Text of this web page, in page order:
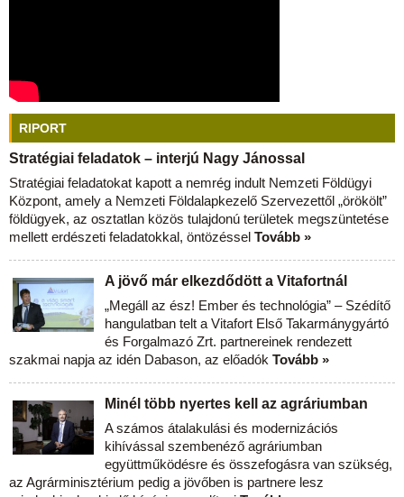
RIPORT
Stratégiai feladatok – interjú Nagy Jánossal
Stratégiai feladatokat kapott a nemrég indult Nemzeti Földügyi
Központ, amely a Nemzeti Földalapkezelő Szervezettől „örökölt”
földügyek, az osztatlan közös tulajdonú területek megszüntetése
mellett erdészeti feladatokkal, öntözéssel Tovább »
A jövő már elkezdődött a Vitafortnál
„Megáll az ész! Ember és technológia” – Szédítő
hangulatban telt a Vitafort Első Takarmánygyártó
és Forgalmazó Zrt. partnereinek rendezett
szakmai napja az idén Dabason, az előadók Tovább »
Minél több nyertes kell az agráriumban
A számos átalakulási és modernizációs
kihívással szembenéző agráriumban
együttműködésre és összefogásra van szükség,
az Agrárminisztérium pedig a jövőben is partnere lesz